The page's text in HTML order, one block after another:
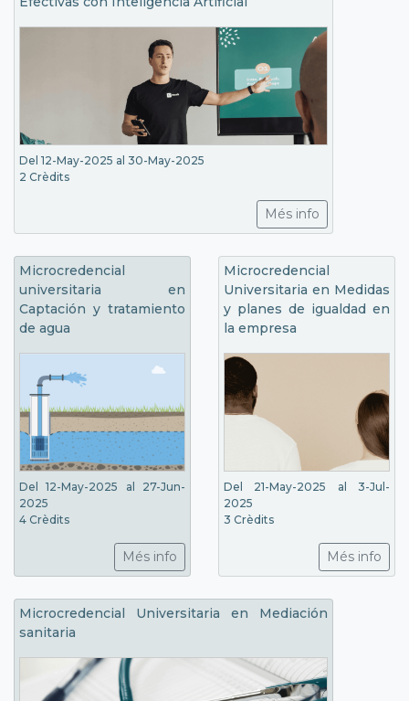
Del 12-May-2025 al 30-May-2025
2 Crèdits
Més info
Microcredencial
universitaria en
Captación y tratamiento
de agua
Del 12-May-2025 al 27-Jun-
2025
4 Crèdits
Més info
Microcredencial
Universitaria en Medidas
y planes de igualdad en
la empresa
Del 21-May-2025 al 3-Jul-
2025
3 Crèdits
Més info
Microcredencial Universitaria en Mediación
sanitaria